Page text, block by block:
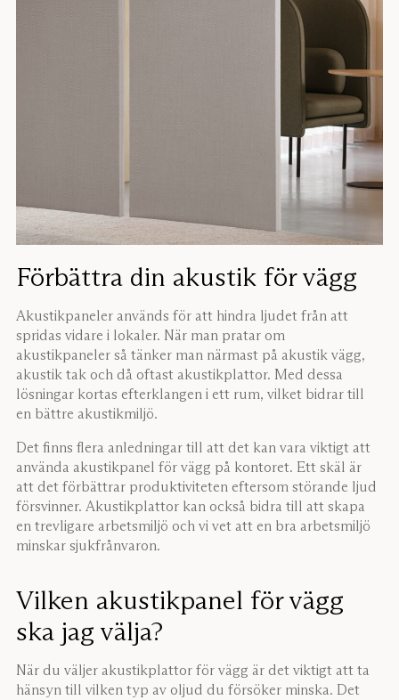
Förbättra din akustik för vägg
Akustikpaneler används för att hindra ljudet från att
spridas vidare i lokaler. När man pratar om
akustikpaneler så tänker man närmast på akustik vägg,
akustik tak och då oftast akustikplattor. Med dessa
lösningar kortas efterklangen i ett rum, vilket bidrar till
en bättre akustikmiljö.
Det finns flera anledningar till att det kan vara viktigt att
använda akustikpanel för vägg på kontoret. Ett skäl är
att det förbättrar produktiviteten eftersom störande ljud
försvinner. Akustikplattor kan också bidra till att skapa
en trevligare arbetsmiljö och vi vet att en bra arbetsmiljö
minskar sjukfrånvaron.
Vilken akustikpanel för vägg
ska jag välja?
När du väljer akustikplattor för vägg är det viktigt att ta
hänsyn till vilken typ av oljud du försöker minska. Det